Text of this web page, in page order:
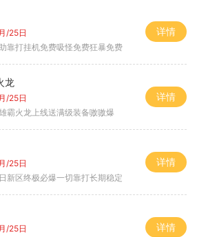
/25日
靠打挂机免费吸怪免费狂暴免费
详情
龙
/25日
霸火龙上线送满级装备嗷嗷爆
详情
/25日
新区终极必爆一切靠打长期稳定
详情
/25日
详情